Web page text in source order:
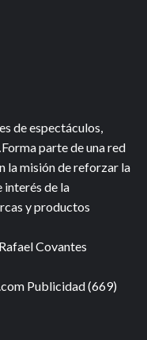
de espectáculos,
parte de una red
la misión de reforzar la
de la
y productos
Covantes
Publicidad (669)